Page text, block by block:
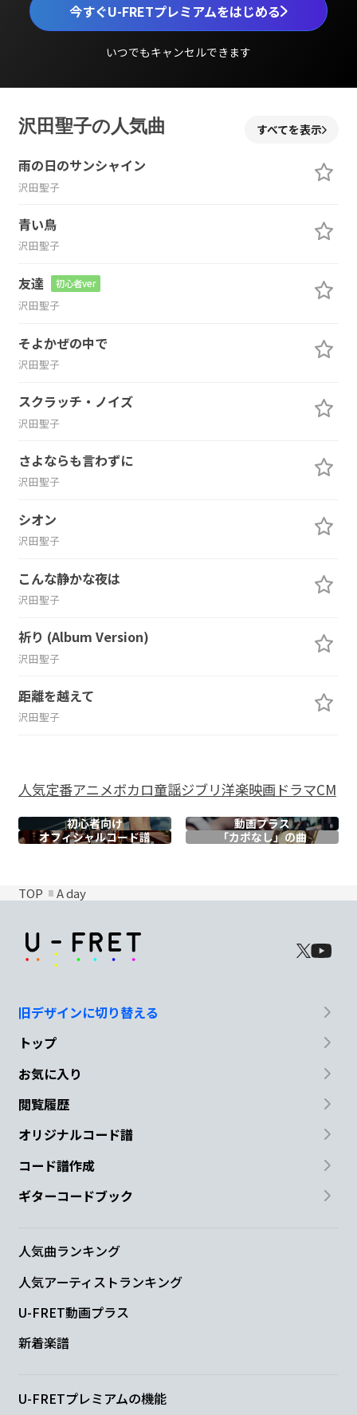
今すぐU-FRETプレミアムをはじめる
いつでもキャンセルできます
沢田聖子の人気曲 すべてを表示
雨の日のサンシャイン
沢田聖子
青い鳥
沢田聖子
友達 初心者ver
沢田聖子
そよかぜの中で
沢田聖子
スクラッチ・ノイズ
沢田聖子
さよならも言わずに
沢田聖子
シオン
沢田聖子
こんな静かな夜は
沢田聖子
祈り (Album Version)
沢田聖子
距離を越えて
沢田聖子
人気定番アニメボカロ童謡ジブリ洋楽映画ドラマCM
初心者向け
動画プラス
オフィシャルコード譜 「カポなし」の曲
TOP A day
旧デザインに切り替える
トップ
お気に入り
閲覧履歴
オリジナルコード譜
コード譜作成
ギターコードブック
人気曲ランキング
人気アーティストランキング
U-FRET動画プラス
新着楽譜
U-FRETプレミアムの機能